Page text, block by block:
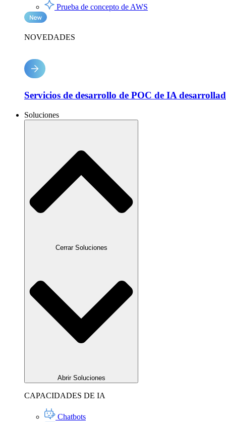
Prueba de concepto de AWS
NOVEDADES
Servicios de desarrollo de POC de IA
Soluciones
Cerrar Soluciones
Abrir Soluciones
CAPACIDADES DE IA
Chatbots